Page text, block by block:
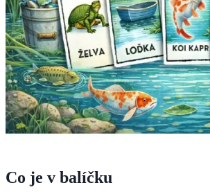
Co je v balíčku